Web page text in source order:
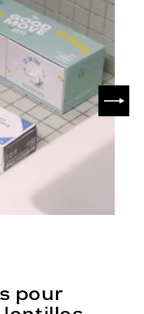
pour